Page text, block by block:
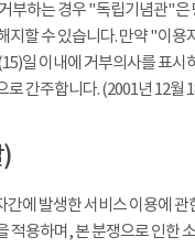
부하는 경우 "독립기념관"은
지할 수 있습니다. 만약 "이용
일 이내에 거부의사를 표시
로 간주합니다. (2001년 12월
에 발생한 서비스 이용에 관
적용하며, 본 분쟁으로 인한